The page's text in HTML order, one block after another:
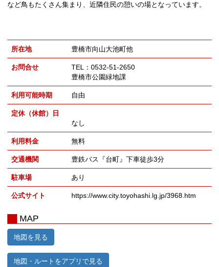
など鳥もたくさん集まり、近隣住民の憩いの場となっています。
所在地 豊橋市向山大池町他
お問合せ
TEL：0532-51-2650
豊橋市公園緑地課
利用可能時期 自由
定休（休館）日
なし
利用料金 無料
交通機関 豊鉄バス『台町』下車徒歩3分
駐車場 あり
公式サイト https://www.city.toyohashi.lg.jp/3968.htm
MAP
地図を見る
地図・ルートをアプリで見る